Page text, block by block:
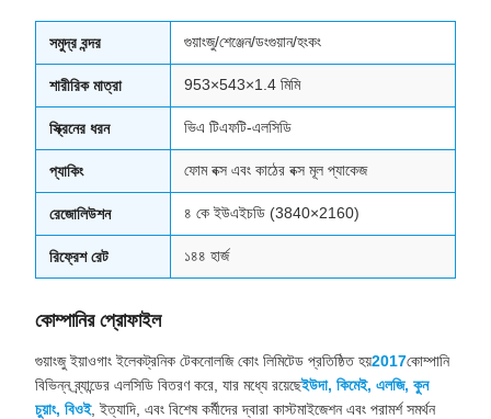
সমুদ্র বন্দর গুয়াংজু/শেঞ্জেন/ডংগুয়ান/হংকং
শারীরিক মাত্রা 953×543×1.4 মিমি
স্ক্রিনের ধরন ভিএ টিএফটি-এলসিডি
প্যাকিং ফোম বক্স এবং কাঠের বক্স মূল প্যাকেজ
রেজোলিউশন ৪ কে ইউএইচডি (3840×2160)
রিফ্রেশ রেট ১৪৪ হার্জ
কোম্পানির প্রোফাইল
গুয়াংজু ইয়াওগাং ইলেকট্রনিক টেকনোলজি কোং লিমিটেড প্রতিষ্ঠিত হয়2017কোম্পানি
বিভিন্ন ব্র্যান্ডের এলসিডি বিতরণ করে, যার মধ্যে রয়েছেইউদা, কিমেই, এলজি, কুন
চুয়াং, বিওই, ইত্যাদি, এবং বিশেষ কর্মীদের দ্বারা কাস্টমাইজেশন এবং পরামর্শ সমর্থন